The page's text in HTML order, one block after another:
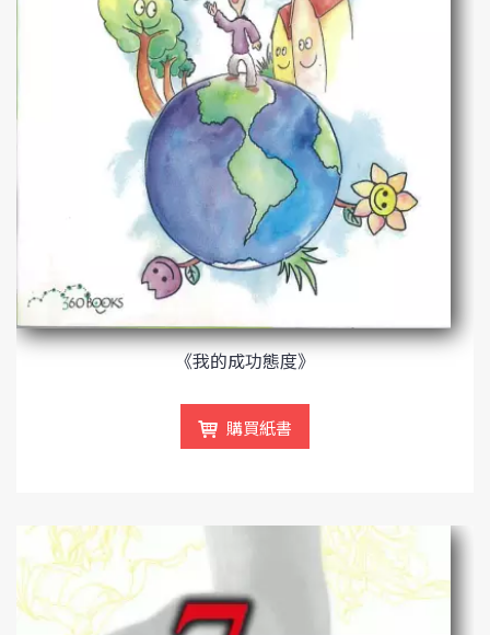
《我的成功態度》
購買紙書